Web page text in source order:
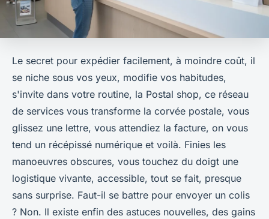
Le secret pour expédier facilement, à moindre coût, il
se niche sous vos yeux, modifie vos habitudes,
s'invite dans votre routine, la Postal shop, ce réseau
de services vous transforme la corvée postale, vous
glissez une lettre, vous attendiez la facture, on vous
tend un récépissé numérique et voilà. Finies les
manoeuvres obscures, vous touchez du doigt une
logistique vivante, accessible, tout se fait, presque
sans surprise. Faut-il se battre pour envoyer un colis
? Non. Il existe enfin des astuces nouvelles, des gains